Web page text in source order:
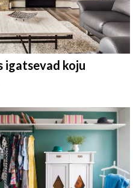
igatsevad koju